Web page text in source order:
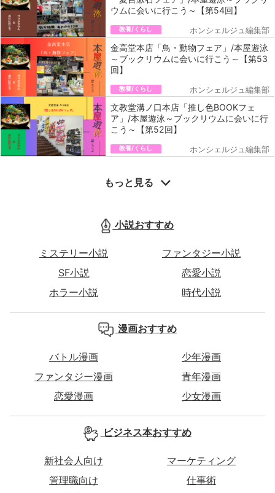
ウムに会いに行こう～【第54回】
教養/くらし ホンシェルジュ編集部
金高堂本店「鳥・動物フェア」/本屋遊泳
～ブックリウムに会いに行こう～【第53
回】
教養/くらし ホンシェルジュ編集部
文教堂溝ノ口本店「推し色BOOKフェ
ア」/本屋遊泳～ブックリウムに会いに行
こう～【第52回】
教養/くらし ホンシェルジュ編集部
もっと見る
小説おすすめ
ミステリー小説
ファンタジー小説
SF小説
恋愛小説
ホラー小説
時代小説
漫画おすすめ
バトル漫画
少年漫画
ファンタジー漫画
青年漫画
恋愛漫画
少女漫画
ビジネス本おすすめ
新社会人向け
マーケティング
管理職向け
仕事術